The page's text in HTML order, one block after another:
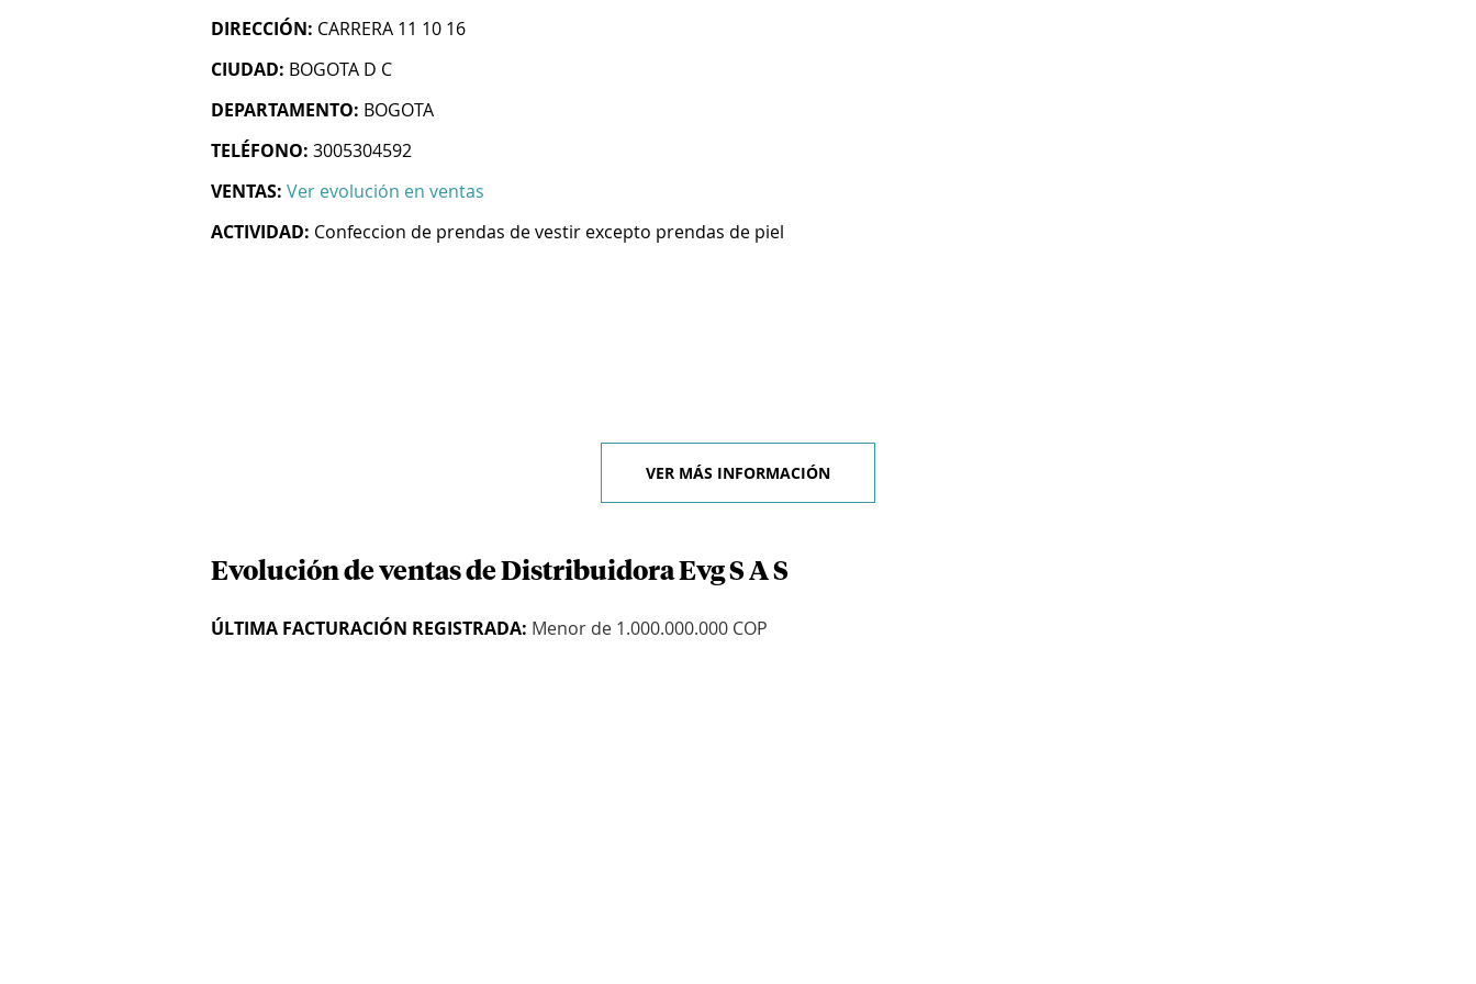
DIRECCIÓN: CARRERA 11 10 16
CIUDAD: BOGOTA D C
DEPARTAMENTO: BOGOTA
TELÉFONO: 3005304592
VENTAS: Ver evolución en ventas
ACTIVIDAD: Confeccion de prendas de vestir excepto prendas de piel
VER MÁS INFORMACIÓN
Evolución de ventas de Distribuidora Evg S A S
ÚLTIMA FACTURACIÓN REGISTRADA: Menor de 1.000.000.000 COP